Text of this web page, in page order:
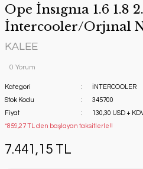
Ope İnsıgnıa 1.6 1.8
İntercooler/Orjınal
KALEE
0 Yorum
Kategori
İNTERCOOLER
Stok Kodu
345700
Fiyat
130,30 USD +
*859,27 TL den başlayan taksitlerle!!
7.441,15 TL